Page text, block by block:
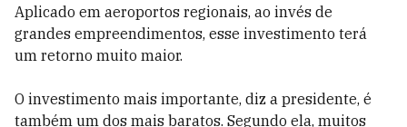
Aplicado em aeroportos regionais, ao invés de
grandes empreendimentos, esse investimento terá
um retorno muito maior.
O investimento mais importante, diz a presidente, é
também um dos mais baratos. Segundo ela, muitos